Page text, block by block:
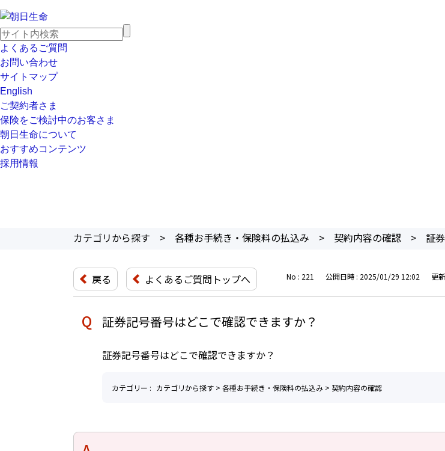
よくあるご質問
お問い合わせ
サイトマップ
English
ご契約者さま
保険をご検討中のお客さま
朝日生命について
おすすめコンテンツ
採用情報
カテゴリから探す > 各種お手続き・保険料の払込み > 契約内容の確認 > 証
戻る よくあるご質問トップへ No : 221 公開日時 : 2025/01/29 12:02 更
証券記号番号はどこで確認できますか？
証券記号番号はどこで確認できますか？
カテゴリー : カテゴリから探す > 各種お手続き・保険料の払込み > 契約内容の確認